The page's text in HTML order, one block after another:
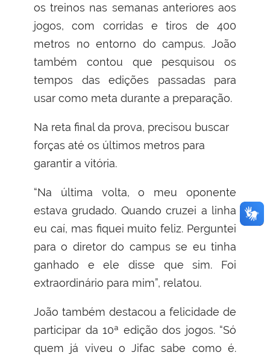
os treinos nas semanas anteriores aos
jogos, com corridas e tiros de 400
metros no entorno do campus. João
também contou que pesquisou os
tempos das edições passadas para
usar como meta durante a preparação.
Na reta final da prova, precisou buscar
forças até os últimos metros para
garantir a vitória.
“Na última volta, o meu oponente
estava grudado. Quando cruzei a linha
eu caí, mas fiquei muito feliz. Perguntei
para o diretor do campus se eu tinha
ganhado e ele disse que sim. Foi
extraordinário para mim”, relatou.
João também destacou a felicidade de
participar da 10ª edição dos jogos. “Só
quem já viveu o Jifac sabe como é.